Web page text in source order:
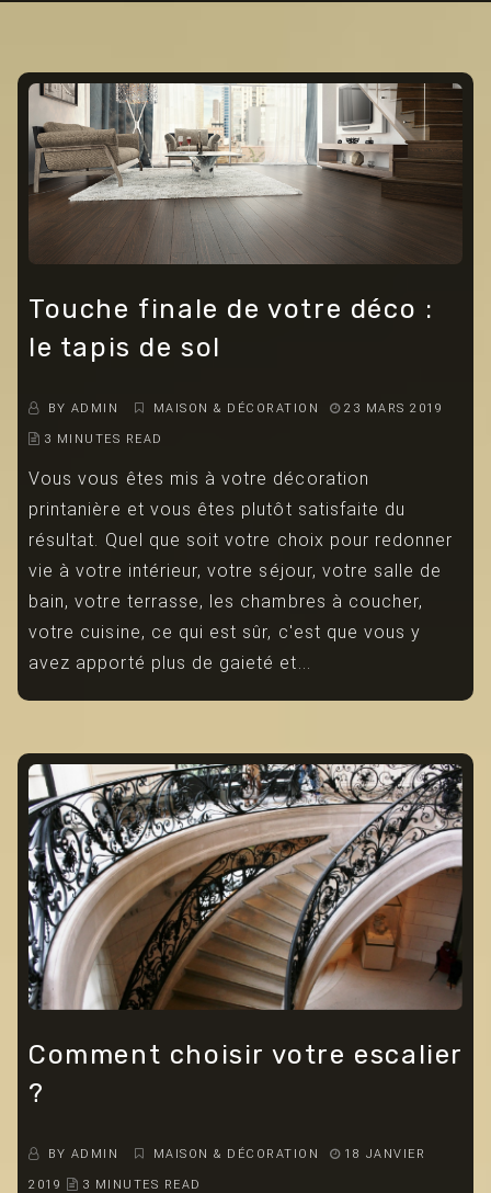
Touche finale de votre déco :
le tapis de sol
BY ADMIN MAISON & DÉCORATION 23 MARS 2019
3 MINUTES READ
Vous vous êtes mis à votre décoration
printanière et vous êtes plutôt satisfaite du
résultat. Quel que soit votre choix pour redonner
vie à votre intérieur, votre séjour, votre salle de
bain, votre terrasse, les chambres à coucher,
votre cuisine, ce qui est sûr, c'est que vous y
avez apporté plus de gaieté et...
Comment choisir votre escalier
?
BY ADMIN MAISON & DÉCORATION 18 JANVIER
2019 3 MINUTES READ